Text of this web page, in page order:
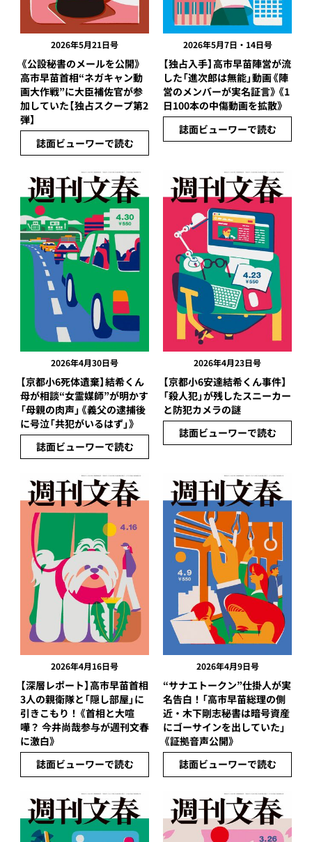
2026年5月21日号
《公設秘書のメールを公開》
高市早苗首相“ネガキャン動
画大作戦”に大臣補佐官が参
加していた【独占スクープ第2
弾】
誌面ビューワーで読む
2026年5月7日・14日号
【独占入手】高市早苗陣営が流
した「進次郎は無能」動画《陣
営のメンバーが実名証言》《1
日100本の中傷動画を拡散》
誌面ビューワーで読む
2026年4月30日号
【京都小6死体遺棄】結希くん
母が相談“女霊媒師”が明かす
「母親の肉声」《義父の逮捕後
に号泣「共犯がいるはず」》
誌面ビューワーで読む
2026年4月23日号
【京都小6安達結希くん事件】
「殺人犯」が残したスニーカー
と防犯カメラの謎
誌面ビューワーで読む
2026年4月16日号
【深層レポート】高市早苗首相
3人の親衛隊と「隠し部屋」に
引きこもり！《首相と大喧
嘩？ 今井尚哉参与が週刊文春
に激白》
誌面ビューワーで読む
2026年4月9日号
“サナエトークン”仕掛人が実
名告白！「高市早苗総理の側
近・木下剛志秘書は暗号資産
にゴーサインを出していた」
《証拠音声公開》
誌面ビューワーで読む